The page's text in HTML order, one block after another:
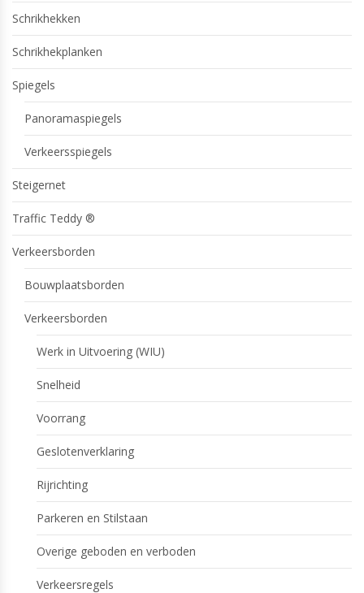
Schrikhekken
Schrikhekplanken
Spiegels
Panoramaspiegels
Verkeersspiegels
Steigernet
Traffic Teddy ®
Verkeersborden
Bouwplaatsborden
Verkeersborden
Werk in Uitvoering (WIU)
Snelheid
Voorrang
Geslotenverklaring
Rijrichting
Parkeren en Stilstaan
Overige geboden en verboden
Verkeersregels